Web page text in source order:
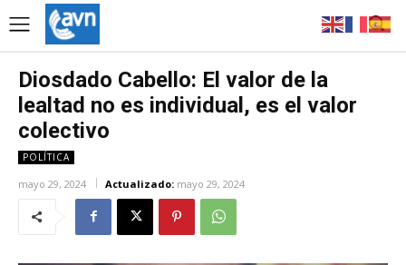
Diosdado Cabello: El valor de la
lealtad no es individual, es el valor
colectivo
POLÍTICA
mayo 29, 2024 Actualizado: mayo 29, 2024